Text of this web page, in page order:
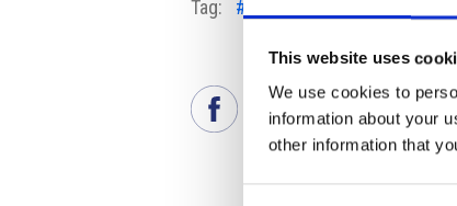
This website uses
We use cookies to
information about your
other information that
Tag: #Banca Centrale Ceca